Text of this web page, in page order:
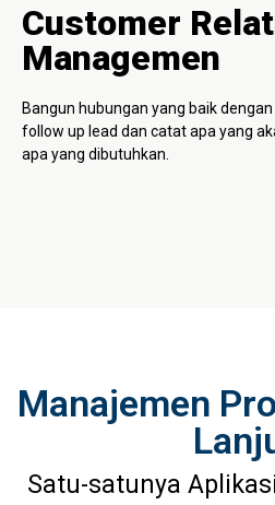
Customer
Managemen
Bangun hubungan yang baik
follow up lead dan catat apa yang
apa yang dibutuhkan.
Manajemen
Satu-satunya